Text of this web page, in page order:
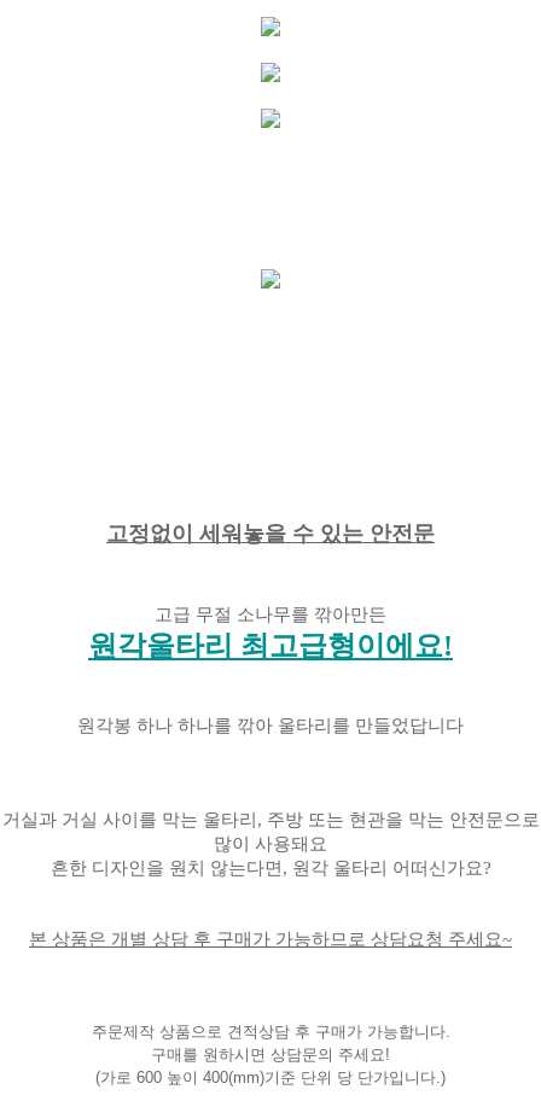
고정없이 세워놓을 수 있는 안전문
고급 무절 소나무를 깎아만든
원각울타리 최고급형이에요!
원각봉 하나 하나를 깎아 울타리를 만들었답니다
거실과 거실 사이를 막는 울타리, 주방 또는 현관을 막는 안전문으로
많이 사용돼요
흔한 디자인을 원치 않는다면, 원각 울타리 어떠신가요?
본 상품은 개별 상담 후 구매가 가능하므로 상담요청 주세요~
주문제작 상품으로 견적상담 후 구매가 가능합니다.
구매를 원하시면 상담문의 주세요!
(가로 600 높이 400(mm)기준 단위 당 단가입니다.)